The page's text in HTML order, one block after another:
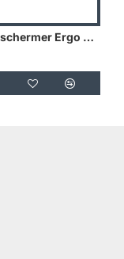
Gebitsbeschermer Ergo Sirius